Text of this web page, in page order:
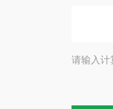
请输入计